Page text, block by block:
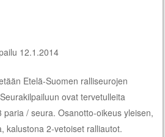
12.1.2014
Etelä-Suomen ralliseurojen
ovat tervetulleita
/ seura. Osanotto-oikeus yleisen,
kalustona 2-vetoiset ralliautot.